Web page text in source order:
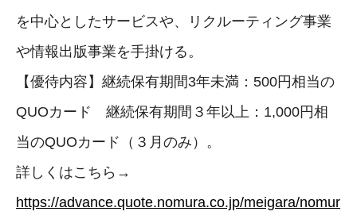
を中心としたサービスや、リクルーティング事業
や情報出版事業を手掛ける。
【優待内容】継続保有期間3年未満：500円相当の
QUOカード 継続保有期間３年以上：1,000円相
当のQUOカード（３月のみ）。
詳しくはこちら→
https://advance.quote.nomura.co.jp/meigara/nomur